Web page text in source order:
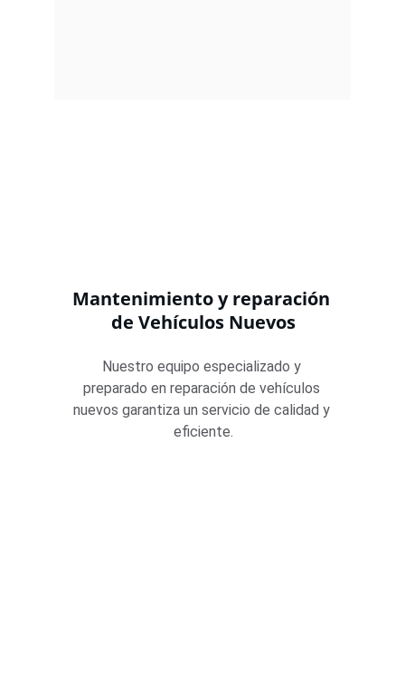
Mantenimiento y reparación
de Vehículos Nuevos
Nuestro equipo especializado y
preparado en reparación de vehículos
nuevos garantiza un servicio de calidad y
eficiente.